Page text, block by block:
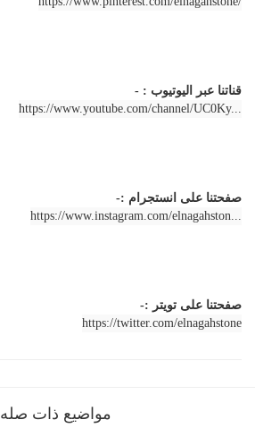
قناتنا عبر اليوتيوب : -
https://www.youtube.com/channel/UC0Ky...
صفحتنا على انستجرام :-
https://www.instagram.com/elnagahston...
صفحتنا على تويتر :-
https://twitter.com/elnagahstone
مواضيع ذات صله